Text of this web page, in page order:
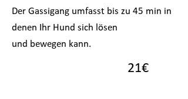
Der Gassigang umfasst bis zu 45 min in
denen Ihr Hund sich lösen
und bewegen kann.
21€